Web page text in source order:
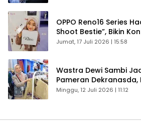
OPPO Reno16 Series
Shoot Bestie”, Bikin
Betah
Jumat, 17 Juli 2026 | 15:58
Wastra Dewi Sambi
Pameran Dekranasda,
Pengunjung
Minggu, 12 Juli 2026 | 11:12